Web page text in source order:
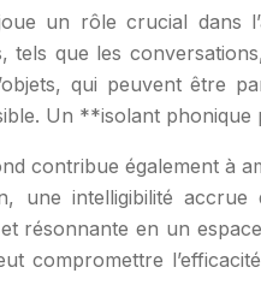
un rôle crucial dans
tels que les
qui peuvent être
Un **isolant
contribue également à
une intelligibilité
résonnante en un
compromettre